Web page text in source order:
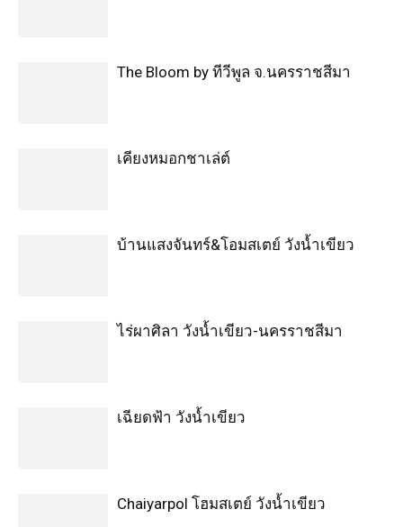
The Bloom by ทีวีพูล จ.นครราชสีมา
เคียงหมอกชาเล่ต์
บ้านแสงจันทร์&โอมสเตย์ วังน้ำเขียว
ไร่ผาศิลา วังน้ำเขียว-นครราชสีมา
เฉียดฟ้า วังน้ำเขียว
Chaiyarpol โฮมสเตย์ วังน้ำเขียว